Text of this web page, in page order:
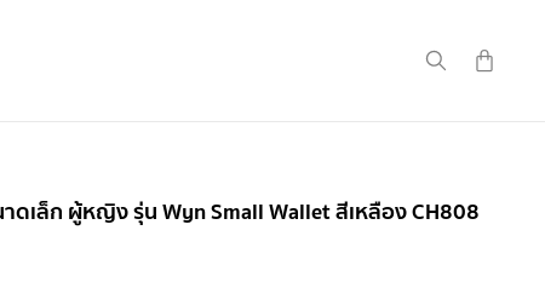
าดเล็ก ผู้หญิง รุ่น Wyn Small Wallet สีเหลือง CH808